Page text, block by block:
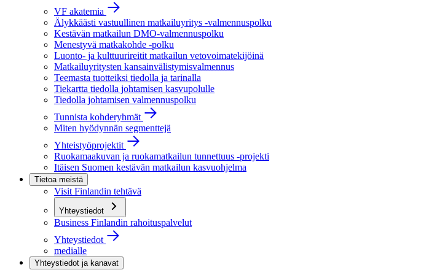
VF akatemia
Älykkäästi vastuullinen matkailuyritys -valmennuspolku
Kestävän matkailun DMO-valmennuspolku
Menestyvä matkakohde -polku
Luonto- ja kulttuurireitit matkailun vetovoimatekijöinä
Matkailuyritysten kansainvälistymisvalmennus
Teemasta tuotteiksi tiedolla ja tarinalla
Tiekartta tiedolla johtamisen kasvupolulle
Tiedolla johtamisen valmennuspolku
Tunnista kohderyhmät
Miten hyödynnän segmenttejä
Yhteistyöprojektit
Ruokamaakuvan ja ruokamatkailun tunnettuus -projekti
Itäisen Suomen kestävän matkailun kasvuohjelma
Tietoa meistä
Visit Finlandin tehtävä
Yhteystiedot
Business Finlandin rahoituspalvelut
Yhteystiedot
medialle
Yhteystiedot ja kanavat